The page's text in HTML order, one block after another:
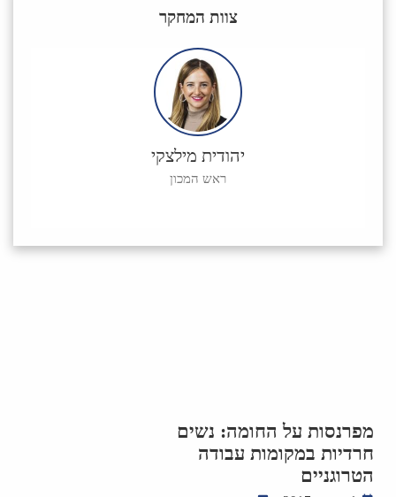
מפרנסות על החומה: נשים
חרדיות במקומות עבודה
הטרוגניים
צוות המחקר
יהודית מילצקי
ראש המכון